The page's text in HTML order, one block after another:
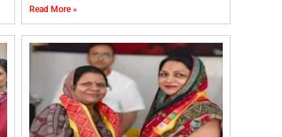
Read More »